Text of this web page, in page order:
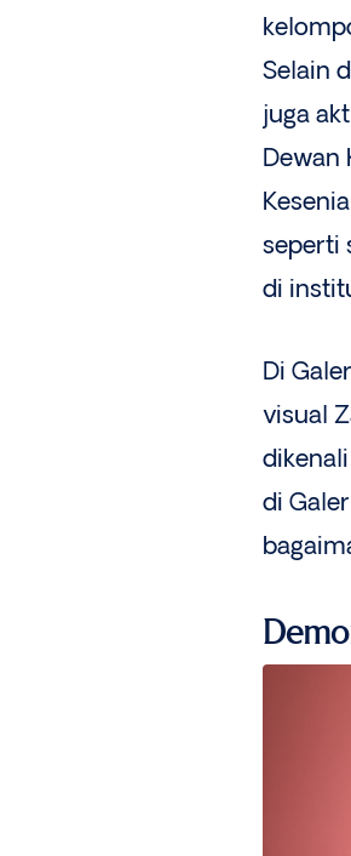
Selain
juga
Dewan
seperti
di
Di
visual
di